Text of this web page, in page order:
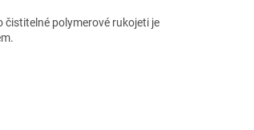
polymerové rukojeti je